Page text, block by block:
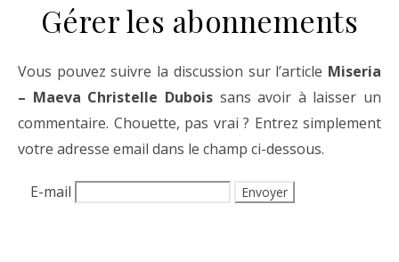
Gérer les abonnements
Vous pouvez suivre la discussion sur l’article Miseria
– Maeva Christelle Duboissans avoir à laisser un
commentaire. Chouette, pas vrai ? Entrez simplement
votre adresse email dans le champ ci-dessous.
E-mail